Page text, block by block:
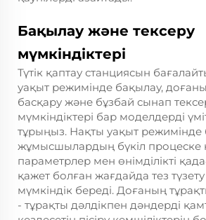
Бақылау және тексеру
мүмкіндіктері
Түтік қаптау станциясын
уақыт режимінде бақылау,
басқару және бұзбай сынап
мүмкіндіктері бар моделдерді
тұрыңыз. Нақты уақыт режимінде
жұмысшылардың бүкіл процеске
параметрлер мен өнімділікті
қажет болған жағдайда тез түзету
мүмкіндік береді. Доғаның
- тұрақты дәлдікпен дәндерді